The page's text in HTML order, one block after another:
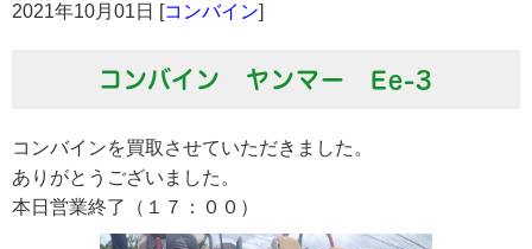
2021年10月01日 [コンバイン]
コンバイン ヤンマー Ee-3
コンバインを買取させていただきました。
ありがとうございました。
本日営業終了（１７：００）